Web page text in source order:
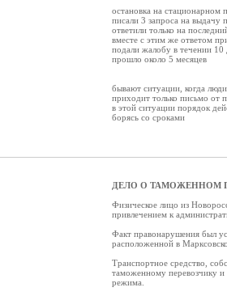
остановка на стационарном
писали 3 запроса на выдачу
ответили только на
вместе с этим же ответом
подали жалобу в течении
прошло около 5 месяцев
бывают ситуации, когда
приходит только письмо от
в этой ситуации порядок
борясь со сроками
ДЕЛО О ТАМОЖЕННОМ
Физическое лицо из
привлечением к
Факт правонарушения был
расположенной в
Транспортное средство,
таможенному перевозчику и
режима.